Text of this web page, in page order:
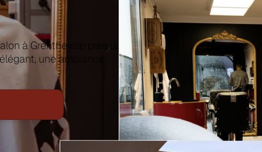
à Grentheville près de
une ambiance